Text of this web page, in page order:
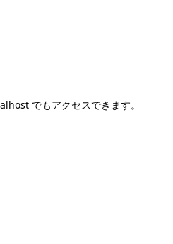
でもアクセスできます。